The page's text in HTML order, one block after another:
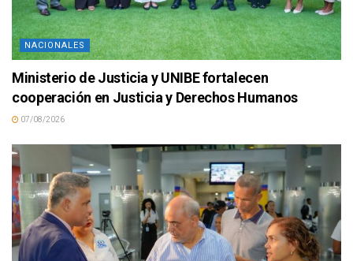
NACIONALES
Ministerio de Justicia y UNIBE fortalecen
cooperación en Justicia y Derechos Humanos
07/08/2026